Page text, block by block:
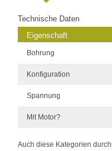
Technische Daten
Eigenschaft
Bohrung
Konfiguration
Spannung
Mit Motor?
Auch diese Kategorien